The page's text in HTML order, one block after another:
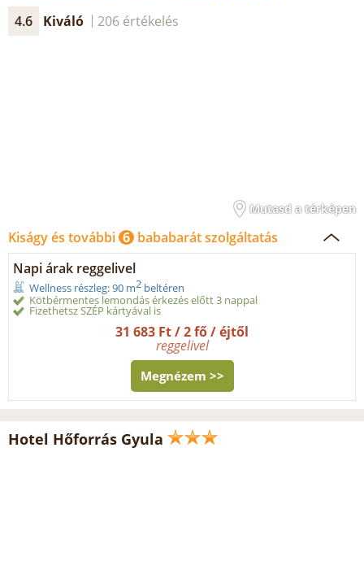
4.6 Kiváló 206 értékelés
Mutasd a térképen
Kiságy és további 6 bababarát szolgáltatás
Napi árak reggelivel
Wellness részleg: 90 m2 beltéren
Kötbérmentes lemondás érkezés előtt 3 nappal
Fizethetsz SZÉP kártyával is
31 683 Ft / 2 fő / éjtől
reggelivel
Megnézem >>
Hotel Hőforrás Gyula